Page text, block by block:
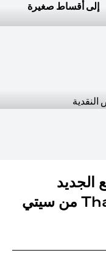
إلى أقساط صغيرة
الجديد